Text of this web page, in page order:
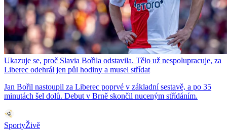
Ukazuje se, proč Slavia Bořila odstavila. Tělo už nespolupracuje, za
Liberec odehrál jen půl hodiny a musel střídat
Jan Bořil nastoupil za Liberec poprvé v základní sestavě, a po 35
minutách šel dolů. Debut v Brně skončil nuceným střídáním.
SportyŽivě